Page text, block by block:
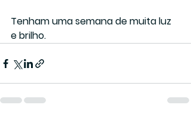
Tenham uma semana de muita luz
e brilho.